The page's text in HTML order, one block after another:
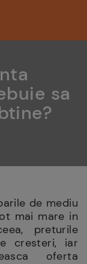
sa
de mediu
mai mare in
preturile
cresteri, iar
oferta